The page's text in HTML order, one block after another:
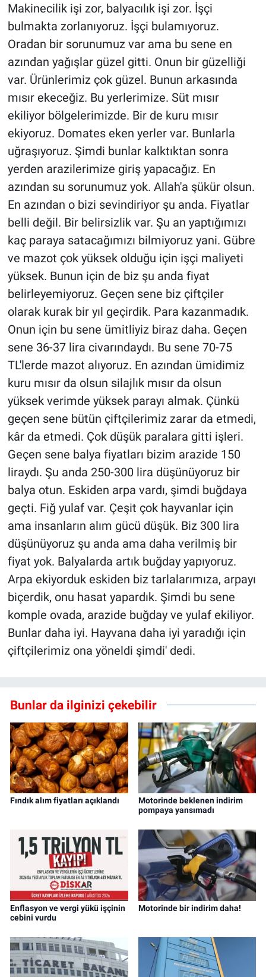
Makinecilik işi zor, balyacılık işi zor. İşçi
bulmakta zorlanıyoruz. İşçi bulamıyoruz.
Oradan bir sorunumuz var ama bu sene en
azından yağışlar güzel gitti. Onun bir güzelliği
var. Ürünlerimiz çok güzel. Bunun arkasında
mısır ekeceğiz. Bu yerlerimize. Süt mısır
ekiliyor bölgelerimizde. Bir de kuru mısır
ekiyoruz. Domates eken yerler var. Bunlarla
uğraşıyoruz. Şimdi bunlar kalktıktan sonra
yerden arazilerimize giriş yapacağız. En
azından su sorunumuz yok. Allah'a şükür olsun.
En azından o bizi sevindiriyor şu anda. Fiyatlar
belli değil. Bir belirsizlik var. Şu an yaptığımızı
kaç paraya satacağımızı bilmiyoruz yani. Gübre
ve mazot çok yüksek olduğu için işçi maliyeti
yüksek. Bunun için de biz şu anda fiyat
belirleyemiyoruz. Geçen sene biz çiftçiler
olarak kurak bir yıl geçirdik. Para kazanmadık.
Onun için bu sene ümitliyiz biraz daha. Geçen
sene 36-37 lira civarındaydı. Bu sene 70-75
TL'lerde mazot alıyoruz. En azından ümidimiz
kuru mısır da olsun silajlık mısır da olsun
yüksek verimde yüksek parayı almak. Çünkü
geçen sene bütün çiftçilerimiz zarar da etmedi,
kâr da etmedi. Çok düşük paralara gitti işleri.
Geçen sene balya fiyatları bizim arazide 150
liraydı. Şu anda 250-300 lira düşünüyoruz bir
balya otun. Eskiden arpa vardı, şimdi buğdaya
geçti. Fiğ yulaf var. Çeşit çok hayvanlar için
ama insanların alım gücü düşük. Biz 300 lira
düşünüyoruz şu anda ama daha verilmiş bir
fiyat yok. Balyalarda artık buğday yapıyoruz.
Arpa ekiyorduk eskiden biz tarlalarımıza, arpayı
biçerdik, onu hasat yapardık. Şimdi bu sene
komple ovada, arazide buğday ve yulaf ekiliyor.
Bunlar daha iyi. Hayvana daha iyi yaradığı için
çiftçilerimiz ona yöneldi şimdi' dedi.
Bunlar da ilginizi çekebilir
Fındık alım fiyatları açıklandı
Motorinde beklenen indirim
pompaya yansımadı
Enflasyon ve vergi yükü işçinin
cebini vurdu
Motorinde bir indirim daha!